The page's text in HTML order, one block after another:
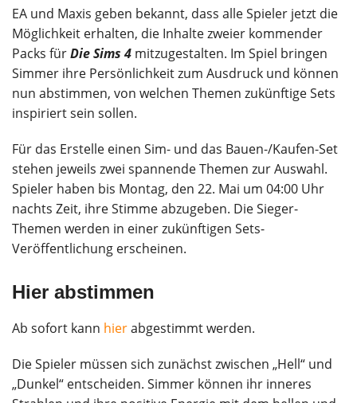
EA und Maxis geben bekannt, dass alle Spieler jetzt die
Möglichkeit erhalten, die Inhalte zweier kommender
Packs fürDie Sims 4 mitzugestalten. Im Spiel bringen
Simmer ihre Persönlichkeit zum Ausdruck und können
nun abstimmen, von welchen Themen zukünftige Sets
inspiriert sein sollen.
Für das Erstelle einen Sim- und das Bauen-/Kaufen-Set
stehen jeweils zwei spannende Themen zur Auswahl.
Spieler haben bis Montag, den 22. Mai um 04:00 Uhr
nachts Zeit, ihre Stimme abzugeben. Die Sieger-
Themen werden in einer zukünftigen Sets-
Veröffentlichung erscheinen.
Hier abstimmen
Ab sofort kann hierabgestimmt werden.
Die Spieler müssen sich zunächst zwischen „Hell“ und
„Dunkel“ entscheiden. Simmer können ihr inneres